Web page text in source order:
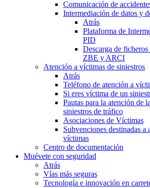
Comunicación de
Intermediación de datos y
Atrás
Plataforma de
PID
Descarga de
ZBE y ARCI
Atención a víctimas de siniestros
Atrás
Teléfono de atención a
Si eres víctima de un
Pautas para la atención de
siniestros de tráfico
Asociaciones de Víctimas
Subvenciones destinadas a
víctimas
Centro de documentación
Muévete con seguridad
Atrás
Vías más seguras
Tecnología e innovación en